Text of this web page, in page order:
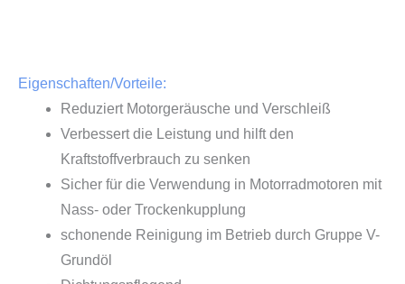
Eigenschaften/Vorteile:
Reduziert Motorgeräusche und Verschleiß
Verbessert die Leistung und hilft den
Kraftstoffverbrauch zu senken
Sicher für die Verwendung in Motorradmotoren mit
Nass- oder Trockenkupplung
schonende Reinigung im Betrieb durch Gruppe V-
Grundöl